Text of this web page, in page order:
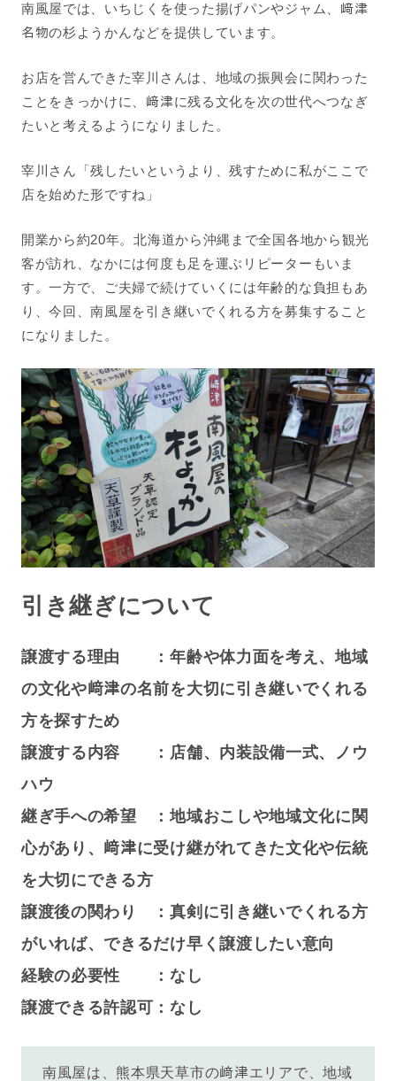
南風屋では、いちじくを使った揚げパンやジャム、 﨑津
名物の杉ようかんなどを提供しています。
お店を営んできた宰川さんは、地域の振興会に関わった
ことをきっかけに、 﨑津に残る文化を次の世代へつなぎ
たいと考えるようになりました。
宰川 さん「残したいというより、残すために私がここで
店を始めた形ですね」
開業から約20年。北海道から沖縄まで全国各地から観光
客が訪れ、なかには何度も足を運ぶリピーターもいま
す。一方で、ご夫婦で続けていくには年齢的な負担もあ
り、今回、南風屋を引き継いでくれる方を募集すること
になりました。
引き継ぎについて
譲渡する理由 ：年齢や体力面を考え、地域
の文化や﨑津の名前を大切に引き継いでくれる
方を探すため
譲渡する内容 ：店舗、内装設備一式、ノウ
ハウ
継ぎ手への希望 ：地域おこしや地域文化に関
心があり、 﨑津に受け継がれてきた文化や伝統
を大切にできる方
譲渡後の関わり ：真剣に引き継いでくれる方
がいれば、できるだけ早く譲渡したい意向
経験の必要性 ：なし
譲渡できる許認可：なし
南風屋は、熊本県天草市の﨑津エリアで、地域